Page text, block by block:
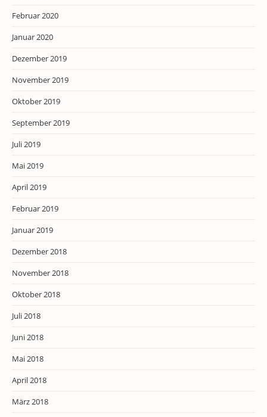
Februar 2020
Januar 2020
Dezember 2019
November 2019
Oktober 2019
September 2019
Juli 2019
Mai 2019
April 2019
Februar 2019
Januar 2019
Dezember 2018
November 2018
Oktober 2018
Juli 2018
Juni 2018
Mai 2018
April 2018
März 2018